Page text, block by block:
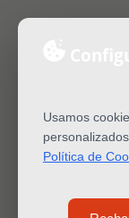
Usamos
Política de